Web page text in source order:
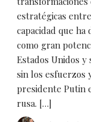
estratégicas
capacidad que
como gran
Estados Unidos y
sin los esfuerzos
presidente Putin
rusa. […]